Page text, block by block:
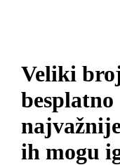
Veliki
ih mogu